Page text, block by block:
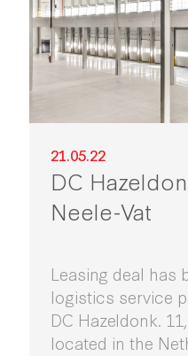
21.05.22
DC
Neele-Vat
Leasing deal has
logistics service
DC Hazeldonk. 11,000 square metres,
located in the